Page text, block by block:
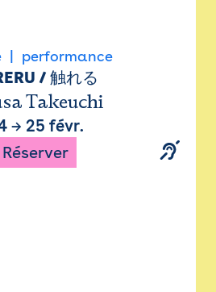
performance
/ 触れる
Takeuchi
→ 25 févr.
Réserver